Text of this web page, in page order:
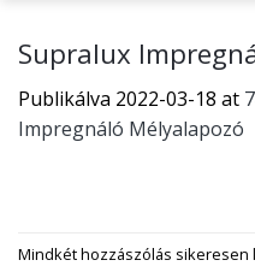
Supralux
Publikálva 2022-03-18 at
Impregnáló Mélyalapozó
Mindkét hozzászólás sikeresen